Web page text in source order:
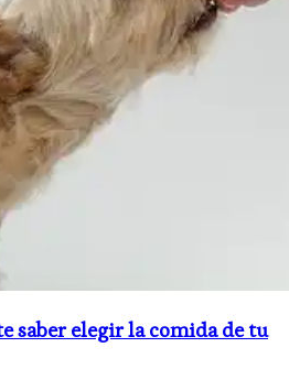
saber elegir la comida de tu